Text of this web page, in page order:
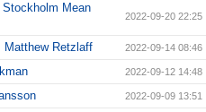
Stockholm Mean
2022-09-20 22:25
Matthew Retzlaff 2022-09-14 08:46
2022-09-12 14:48
2022-09-09 13:51